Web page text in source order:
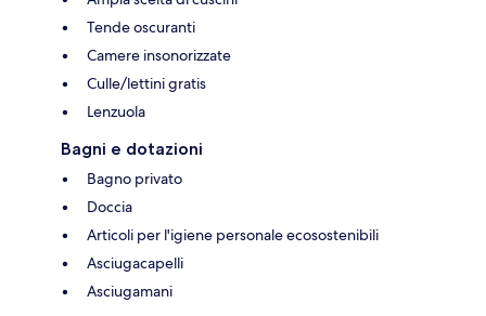
Tende oscuranti
Camere insonorizzate
Culle/lettini gratis
Lenzuola
Bagni e dotazioni
Bagno privato
Doccia
Articoli per l'igiene personale ecosostenibili
Asciugacapelli
Asciugamani